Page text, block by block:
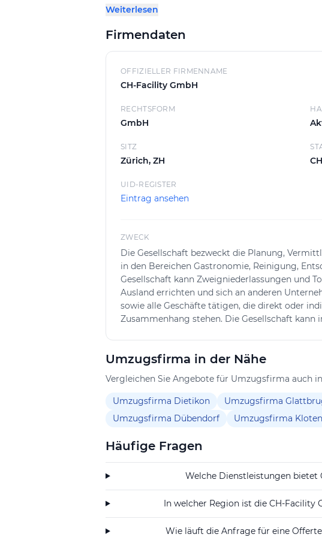
• Spezialreinigungen (Fenster, Böden,
• Transporte & Kleinumzüge
Mit einem motivierten Team und moderner
Ergebnisse und zufriedene Kunden.
Weiterlesen
Firmendaten
OFFIZIELLER FIRMENNAME
CH-Facility GmbH
RECHTSFORM
GmbH
SITZ
Zürich, ZH
UID-REGISTER
Eintrag ansehen
ZWECK
Die Gesellschaft bezweckt die Planung,
in den Bereichen Gastronomie, Reinigung,
Gesellschaft kann Zweigniederlassungen und
Ausland errichten und sich an anderen
sowie alle Geschäfte tätigen, die direkt oder
Zusammenhang stehen. Die Gesellschaft
verbundener Gesellschaften abgeben.
Umzugsfirma in der Nähe
Vergleichen Sie Angebote für Umzugsfirma auch
Umzugsfirma Dietikon Umzugsfirma
Umzugsfirma Dübendorf
Umzugsfirma Kloten
Häufige Fragen
Welche Dienstleistungen bietet
In welcher Region ist die CH-Facility
Wie läuft die Anfrage für eine